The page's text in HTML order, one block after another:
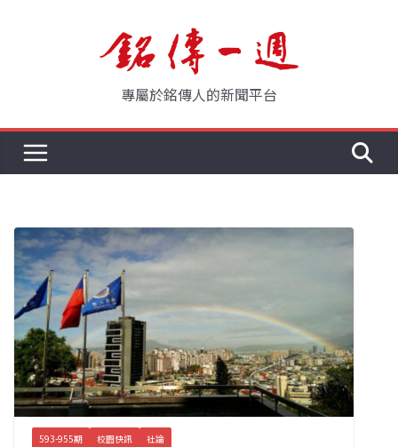
專屬於銘傳人的新聞平台
593-955期 校園快訊 社論